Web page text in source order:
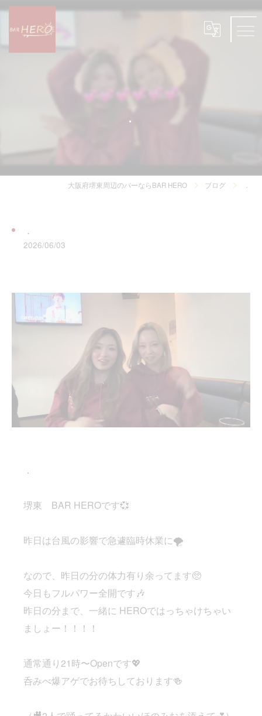
．
大阪府堺東周辺のバーならBAR HERO ブログ
．
2026/06/03
．
堺東 BAR HEROです💞
昨日は台風の影響で急遽臨時休業に🌪️
なので、昨日の分の体力有り余ってます🥺
今日もフルパワー全開です🎶
昨日の分まで、一緒に HEROではっちゃけちゃい
ましょー！！！！
通常通り21時〜Openです💖
呑みべ爆アゲでお待ちしております🍻